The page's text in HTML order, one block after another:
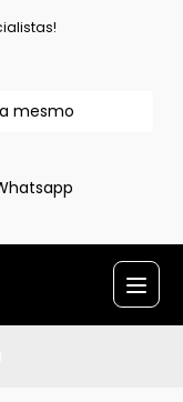
mesmo